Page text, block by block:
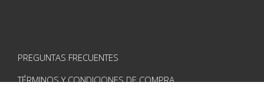
PREGUNTAS FRECUENTES
TÉRMINOS Y CONDICIONES DE COMPRA